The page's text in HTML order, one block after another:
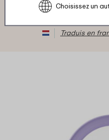
Traduis en